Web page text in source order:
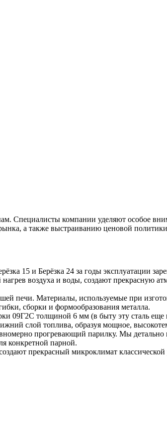
Специалисты компании уделяют особое
а также выстраиванию ценовой
15 и Берёзка 24 за годы эксплуатации
воздуха и воды, создают прекрасную
печи. Материалы, используемые при
сборки и формообразования металла.
09Г2С толщиной 6 мм (в быту эту сталь
слой топлива, образуя мощное,
прогревающий парилку. Мы
конкретной парной.
прекрасный микроклимат